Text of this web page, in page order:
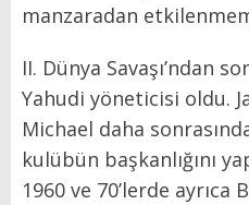
manzaradan
II. Dünya Savaşı’ndan
Yahudi yöneticisi oldu.
Michael daha
kulübün başkanlığını
1960 ve 70’lerde